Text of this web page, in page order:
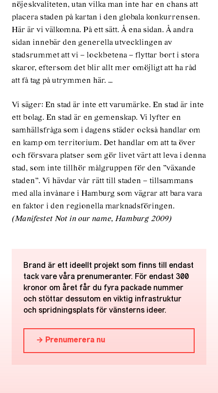
nöjeskvaliteten, utan vilka man inte har en chans att
placera staden på kartan i den globala konkurrensen.
Här är vi välkomna. På ett sätt. Å ena sidan. Å andra
sidan innebär den generella utvecklingen av
stadsrummet att vi – lockbetena – flyttar bort i stora
skaror, eftersom det blir allt mer omöjligt att ha råd
att få tag på utrymmen här. …
Vi säger: En stad är inte ett varumärke. En stad är inte
ett bolag. En stad är en gemenskap. Vi lyfter en
samhällsfråga som i dagens städer också handlar om
en kamp om territorium. Det handlar om att ta över
och försvara platser som gör livet värt att leva i denna
stad, som inte tillhör målgruppen för den ”växande
staden”. Vi hävdar vår rätt till staden – tillsammans
med alla invånare i Hamburg som vägrar att bara vara
en faktor i den regionella marknadsföringen.
(Manifestet Not in our name, Hamburg 2009)
Brand är ett ideellt projekt som finns till endast
tack vare våra prenumeranter. För endast 300
kronor om året får du fyra packade nummer
och stöttar dessutom en viktig infrastruktur
och spridningsplats för vänsterns ideer.
→ Prenumerera nu